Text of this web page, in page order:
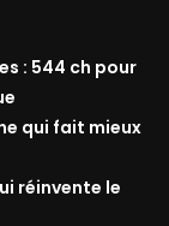
: 544 ch pour
qui fait mieux
réinvente le